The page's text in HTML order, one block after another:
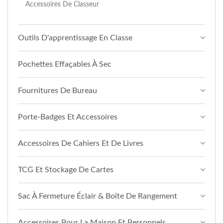
Accessoires De Classeur
Outils D'apprentissage En Classe
Pochettes Effaçables À Sec
Fournitures De Bureau
Porte-Badges Et Accessoires
Accessoires De Cahiers Et De Livres
TCG Et Stockage De Cartes
Sac À Fermeture Éclair & Boîte De Rangement